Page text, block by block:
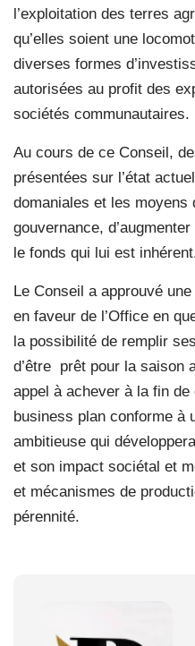
l’exploitation des terres
qu’elles soient une
diverses formes
autorisées au profit des
sociétés communautaires.
Au cours de ce Conseil,
présentées sur l’état
domaniales et les moyens
gouvernance,
le fonds qui lui est
Le Conseil a approuvé
en faveur de l’Office en
la possibilité de remplir
d’être prêt pour la saison
appel à achever à la fin de
business plan conforme à
ambitieuse qui
et son impact sociétal et
et mécanismes de
pérennité.